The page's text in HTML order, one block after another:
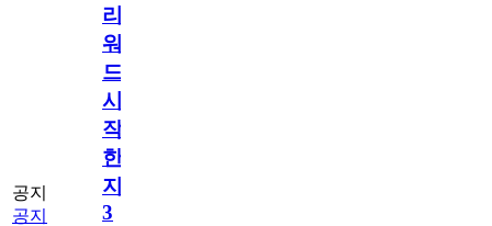
공지
공지
리
워
드
시
작
한
지
3